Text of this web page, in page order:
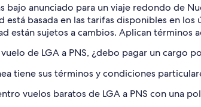
bajo anunciado para un viaje redondo de
está basada en las tarifas disponibles en
están sujetos a cambios. Aplican términos
de LGA a PNS, ¿debo pagar un cargo
tiene sus términos y condiciones
vuelos baratos de LGA a PNS con una